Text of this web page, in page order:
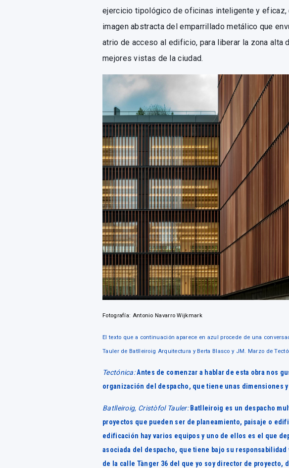
ejercicio tipológico de oficinas inteligente y eficaz,
imagen abstracta del emparrillado metálico que
atrio de acceso al edificio, para liberar la zona alta
mejores vistas de la ciudad.
Fotografía: Antonio Navarro Wijkmark
El texto que a continuación aparece en azul procede de una
Tauler de Batlleiroig Arquitectura y Berta Blasco y JM. Marzo de
Tectónica:Antes de comenzar a hablar de esta obra nos
organización del despacho, que tiene unas dimensiones
Batlleiroig, Cristòfol Tauler: Batlleiroig es un despacho
proyectos que pueden ser de planeamiento, paisaje o
edificación hay varios equipos y uno de ellos es el que
asociada del despacho, que tiene bajo su
de la calle Tànger 36 del que yo soy director de proyecto,